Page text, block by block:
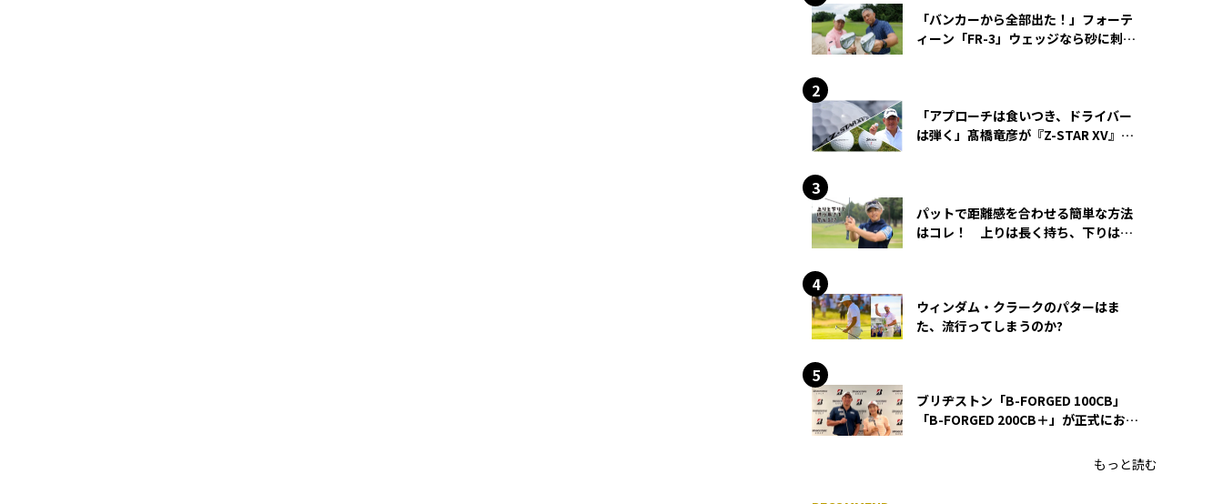
「バンカーから全部出た！」フォーテ
ィーン「FR-3」ウェッジなら砂に刺さ
「アプローチは食いつき、ドライバー
は弾く」髙橋竜彦が『Z-STAR XV』を
パットで距離感を合わせる簡単な方法
はコレ！ 上りは長く持ち、下りは短
ウィンダム・クラークのパターはま
た、流行ってしまうのか?
ブリヂストン「B-FORGED 100CB」
「B-FORGED 200CB＋」が正式にお披
もっと読む